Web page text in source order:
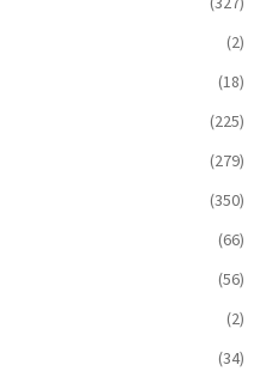
(2)
(18)
(225)
(279)
(350)
(66)
(56)
(2)
(34)